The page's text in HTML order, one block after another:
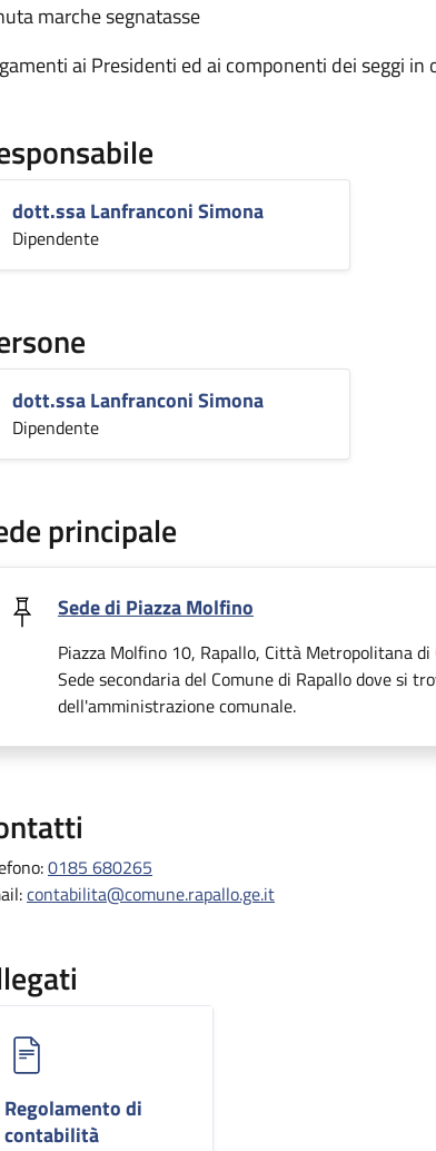
marche segnatasse
ai Presidenti ed ai componenti dei seggi
dott.ssa Lanfranconi Simona
Dipendente
dott.ssa Lanfranconi Simona
Dipendente
principale
Sede di Piazza Molfino
Piazza Molfino 10, Rapallo, Città Metropolitana
Sede secondaria del Comune di Rapallo dove si
dell'amministrazione comunale.
0185 680265
contabilita@comune.rapallo.ge.it
Regolamento di
contabilità